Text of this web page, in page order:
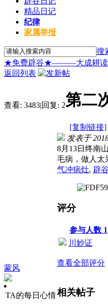
精品日记
纪律
家属举报
搜
★免费辟谷★———大成耕读
返回列表
查看: 3483|回复: 2第二
[复制链接]
蒙风
TA的每日心情
发表于
8月13日终南
毛病，做人太
气冲病灶, 辟谷
评分
参与人数 1
川妙证
查看全部评分
相关帖子